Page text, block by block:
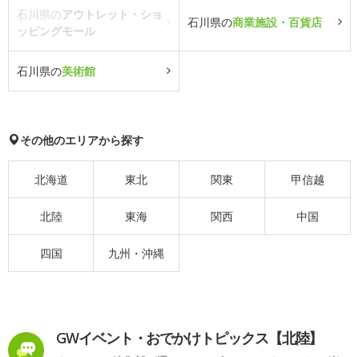
石川県のアウトレット・ショ
ッピングモール
石川県の商業施設・百貨店
石川県の美術館
その他のエリアから探す
北海道 東北 関東 甲信越
北陸 東海 関西 中国
四国 九州・沖縄
GWイベント・おでかけトピックス【北陸】